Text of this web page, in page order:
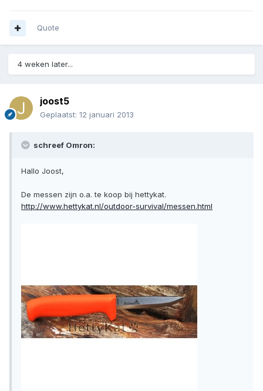
Quote
4 weken later...
joost5
Geplaatst: 12 januari 2013
schreef Omron:
Hallo Joost,
De messen zijn o.a. te koop bij hettykat.
http://www.hettykat.nl/outdoor-survival/messen.html